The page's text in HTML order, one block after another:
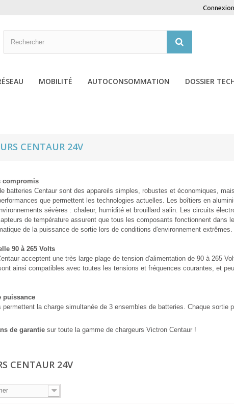
Connexion
MOBILITÉ AUTOCONSOMMATION DOSSIER
CENTAUR 24V
compromis
batteries Centaur sont des appareils simples, robustes et économiques,
que permettent les technologies actuelles. Les boîtiers en
sévères : chaleur, humidité et brouillard salin. Les circuits
de température assurent que tous les composants fonctionnent dans
de la puissance de sortie lors de conditions d'environnement extrêmes.
90 à 265 Volts
acceptent une très large plage de tension d'alimentation de 90 à 265
ainsi compatibles avec toutes les tensions et fréquences courantes, et
puissance
la charge simultanée de 3 ensembles de batteries. Chaque sortie
de garantie sur toute la gamme de chargeurs Victron Centaur !
CENTAUR 24V